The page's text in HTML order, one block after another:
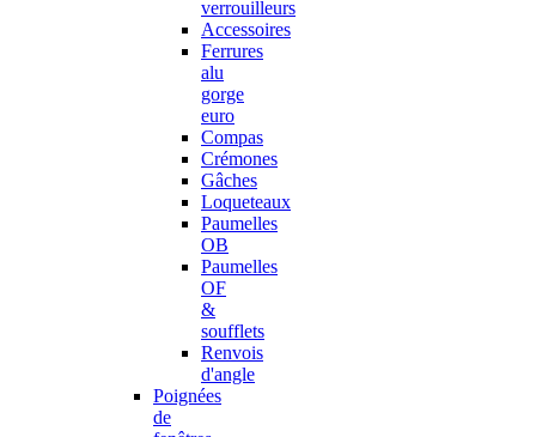
verrouilleurs
Accessoires
Ferrures
alu
gorge
euro
Compas
Crémones
Gâches
Loqueteaux
Paumelles
OB
Paumelles
OF
&
soufflets
Renvois
d'angle
Poignées
de